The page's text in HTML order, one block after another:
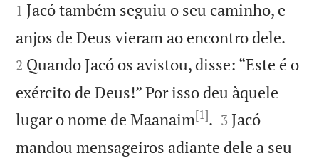


1 Jacó também seguiu o seu caminho, e
anjos de Deus vieram ao encontro dele.
2 Quando Jacó os avistou, disse: “Este é o
exército de Deus!” Por isso deu àquele
lugar o nome de Maanaim[1]. 

3 Jacó
mandou mensageiros adiante dele a seu